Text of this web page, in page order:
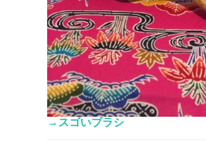
→スゴいブラシ